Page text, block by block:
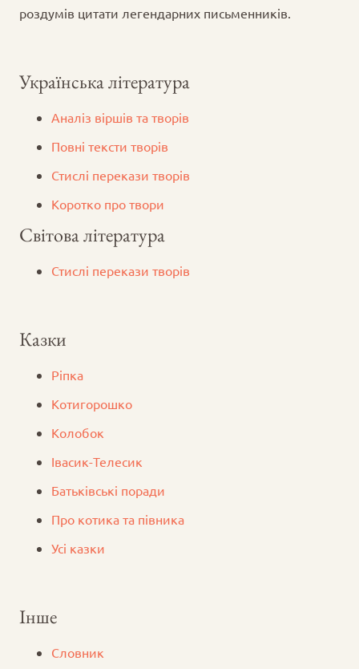
роздумів цитати легендарних письменників.
Українська література
Аналіз віршів та творів
Повні тексти творів
Стислі перекази творів
Коротко про твори
Світова література
Стислі перекази творів
Казки
Ріпка
Котигорошко
Колобок
Iвасик-Телесик
Батьківські поради
Про котика та півника
Усі казки
Інше
Словник